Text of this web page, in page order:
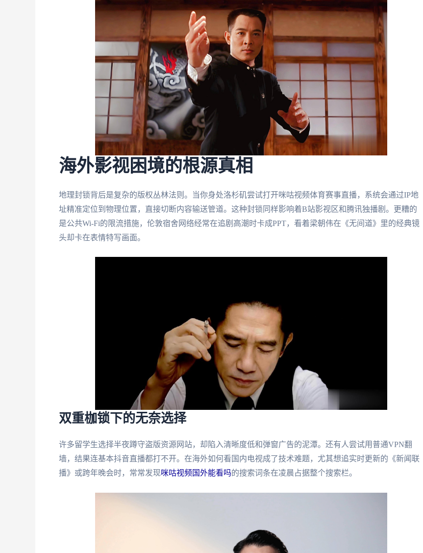
海外影视困境的根源真相
地理封锁背后是复杂的版权丛林法则。当你身处洛杉矶尝试打开咪咕视频体育赛事直播，系统会通过IP地
址精准定位到物理位置，直接切断内容输送管道。这种封锁同样影响着B站影视区和腾讯独播剧。更糟的
是公共Wi-Fi的限流措施，伦敦宿舍网络经常在追剧高潮时卡成PPT，看着梁朝伟在《无间道》里的经典镜
头却卡在表情特写画面。
双重枷锁下的无奈选择
许多留学生选择半夜蹲守盗版资源网站，却陷入清晰度低和弹窗广告的泥潭。还有人尝试用普通VPN翻
墙，结果连基本抖音直播都打不开。在海外如何看国内电视成了技术难题，尤其想追实时更新的《新闻联
播》或跨年晚会时，常常发现咪咕视频国外能看吗的搜索词条在凌晨占据整个搜索栏。